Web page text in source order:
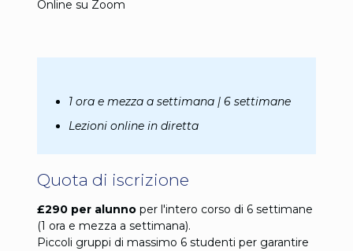
Online su Zoom
1 ora e mezza a settimana | 6 settimane
Lezioni online in diretta
Quota di iscrizione
£290 per alunno per l'intero corso di 6 settimane
(1 ora e mezza a settimana).
Piccoli gruppi di massimo 6 studenti per garantire